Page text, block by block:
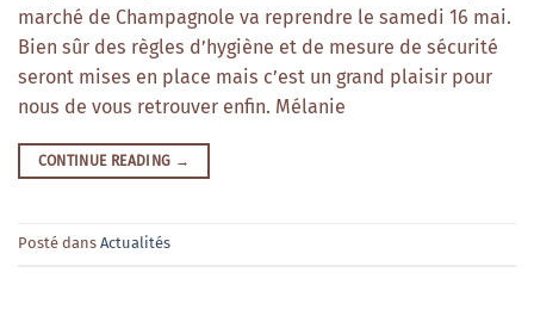
marché de Champagnole va reprendre le samedi 16 mai.
Bien sûr des règles d’hygiène et de mesure de sécurité
seront mises en place mais c’est un grand plaisir pour
nous de vous retrouver enfin. Mélanie
CONTINUE READING →
Posté dans Actualités